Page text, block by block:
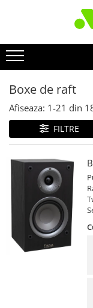
Boxe de raft
Afiseaza: 1-21 din
FILTRE